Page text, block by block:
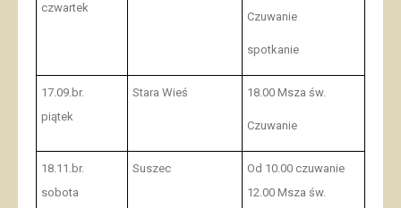
czwartek
Czuwanie
spotkanie
17.09.br.
piątek
Stara Wieś 18.00 Msza św.
Czuwanie
18.11.br.
sobota
Suszec
Od 10.00 czuwanie
12.00 Msza św.